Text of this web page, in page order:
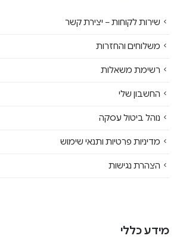
שירות לקוחות – יצירת קשר
משלוחים והחזרות
רשימת משאלות
החשבון שלי
נוהל ביטול עסקה
מדיניות פרטיות ותנאי שימוש
הצהרת נגישות
מידע כללי